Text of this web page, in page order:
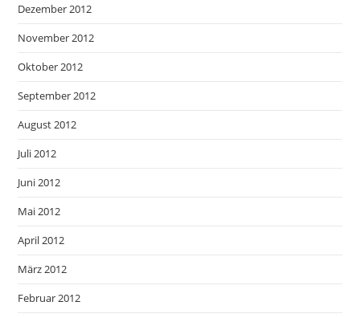
Dezember 2012
November 2012
Oktober 2012
September 2012
August 2012
Juli 2012
Juni 2012
Mai 2012
April 2012
März 2012
Februar 2012